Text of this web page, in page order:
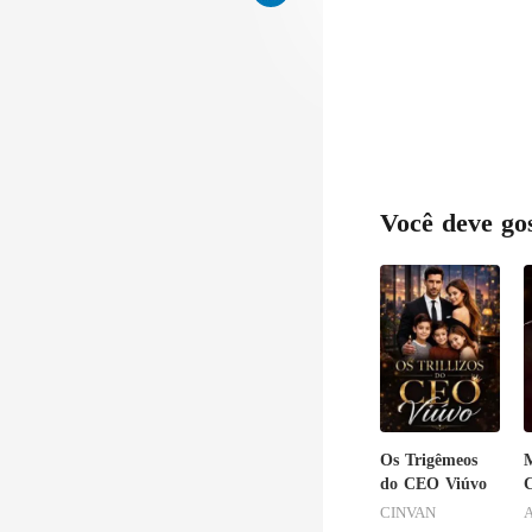
Você deve
Os Trigêmeos
do CEO Viúvo
CINVAN